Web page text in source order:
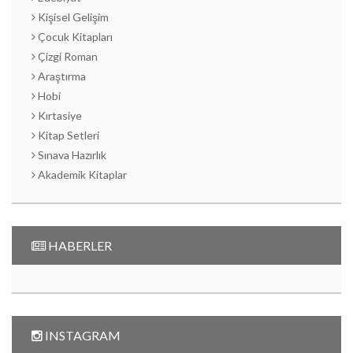
Kişisel Gelişim
Çocuk Kitapları
Çizgi Roman
Araştırma
Hobi
Kırtasiye
Kitap Setleri
Sınava Hazırlık
Akademik Kitaplar
HABERLER
INSTAGRAM